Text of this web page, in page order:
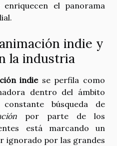
enriquecen el panorama
indie y
la industria
indiese perfila como
dentro del ámbito
búsqueda de
por parte de los
está marcando un
ignorado por las grandes